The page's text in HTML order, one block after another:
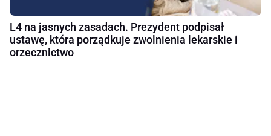
L4 na jasnych zasadach. Prezydent podpisał
ustawę, która porządkuje zwolnienia lekarskie i
orzecznictwo